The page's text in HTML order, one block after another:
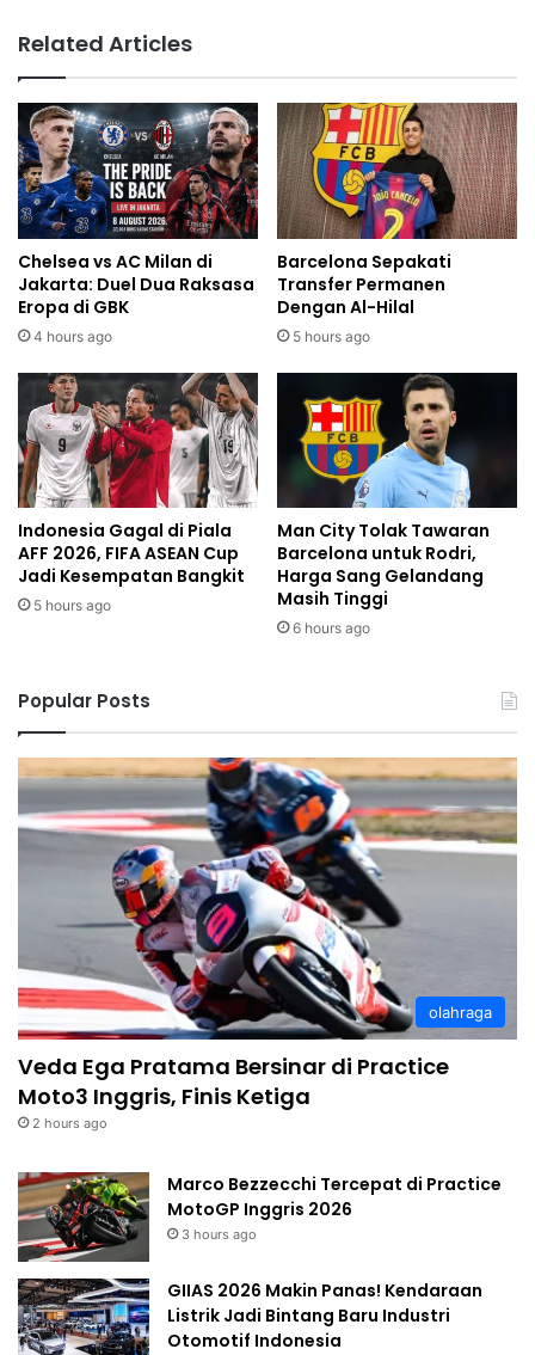
Related Articles
Chelsea vs AC Milan di
Jakarta: Duel Dua Raksasa
Eropa di GBK
4 hours ago
Barcelona Sepakati
Transfer Permanen
Dengan Al-Hilal
5 hours ago
Indonesia Gagal di Piala
AFF 2026, FIFA ASEAN Cup
Jadi Kesempatan Bangkit
5 hours ago
Man City Tolak Tawaran
Barcelona untuk Rodri,
Harga Sang Gelandang
Masih Tinggi
6 hours ago
Popular Posts
olahraga
Veda Ega Pratama Bersinar di Practice
Moto3 Inggris, Finis Ketiga
2 hours ago
Marco Bezzecchi Tercepat di Practice
MotoGP Inggris 2026
3 hours ago
GIIAS 2026 Makin Panas! Kendaraan
Listrik Jadi Bintang Baru Industri
Otomotif Indonesia